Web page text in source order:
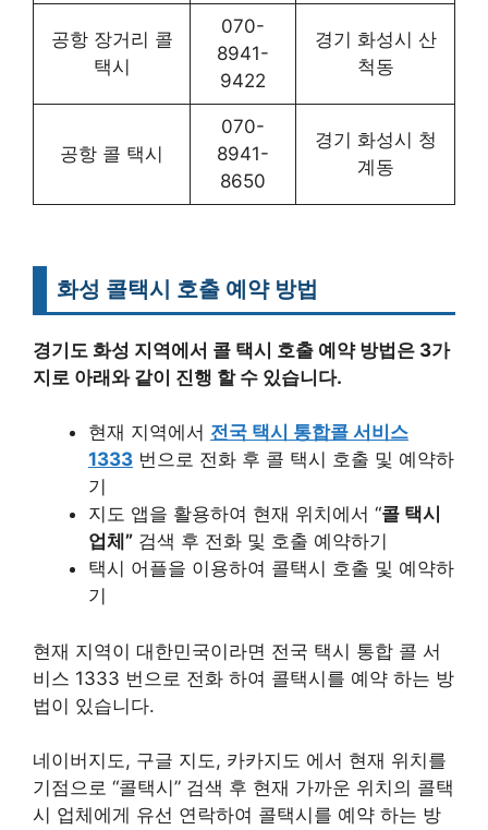
공항 장거리 콜
택시
070-
8941-
9422
경기 화성시 산
척동
공항 콜 택시
070-
8941-
8650
경기 화성시 청
계동
화성 콜택시 호출 예약 방법
경기도 화성 지역에서 콜 택시 호출 예약 방법은 3가
지로 아래와 같이 진행 할 수 있습니다.
현재 지역에서 전국 택시 통합콜 서비스
1333 번으로 전화 후 콜 택시 호출 및 예약하
기
지도 앱을 활용하여 현재 위치에서 “콜 택시
업체” 검색 후 전화 및 호출 예약하기
택시 어플을 이용하여 콜택시 호출 및 예약하
기
현재 지역이 대한민국이라면 전국 택시 통합 콜 서
비스 1333 번으로 전화 하여 콜택시를 예약 하는 방
법이 있습니다.
네이버지도, 구글 지도, 카카지도 에서 현재 위치를
기점으로 “콜택시” 검색 후 현재 가까운 위치의 콜택
시 업체에게 유선 연락하여 콜택시를 예약 하는 방